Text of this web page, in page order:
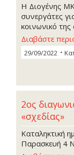
Η Διογένης
συνεργάτες
κοινωνικό της
Διαβάστε
29/09/2022
2ος
«σχεδίας»
Καταληκτική
Παρασκευή 4